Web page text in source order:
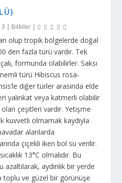
| Bitkiler |
olup tropik bölgelerde doğal
den fazla türü vardır. Tek
formunda olabilirler. Saksı
türü Hibiscus rosa-
diğer türler arasında elde
yalınkat veya katmerli olabilir
çeşitleri vardır. Yetişme
kuvvetli olmamak kaydıyla
alanlarda
çiçekli iken bol su verilir.
13°C olmalıdır. Bu
aydınlık bir yerde
toplu ve güzel bir görünüşe